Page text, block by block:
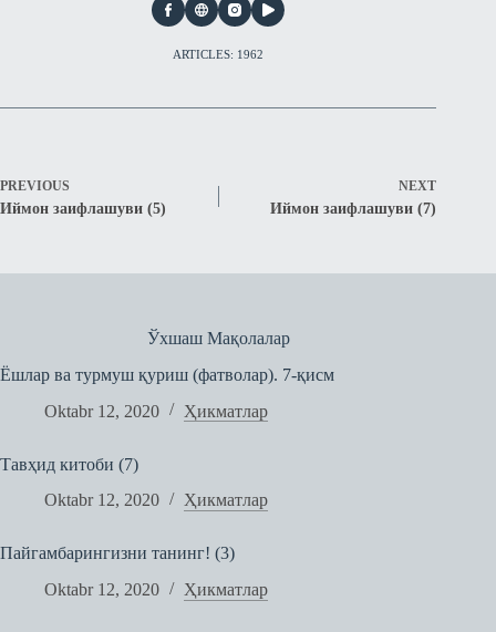
ARTICLES: 1962
PREVIOUS
Иймон заифлашуви (5)
NEXT
Иймон заифлашуви (7)
Ўхшаш Мақолалар
Ёшлaр вa турмуш қуриш (фатволар). 7-қисм
Oktabr 12, 2020
Ҳикматлар
Тавҳид китоби (7)
Oktabr 12, 2020
Ҳикматлар
Пайгамбарингизни танинг! (3)
Oktabr 12, 2020
Ҳикматлар